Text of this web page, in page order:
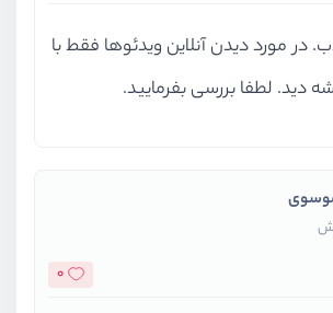
در مورد دیدن آنلاین ویدئوها فقط با
دید. لطفا بررسی بفرمایید.
0